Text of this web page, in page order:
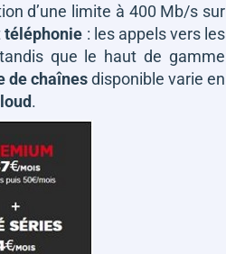
d’une limite à 400 Mb/s sur
téléphonie : les appels vers les
que le haut de gamme
de chaînesdisponible varie en
.